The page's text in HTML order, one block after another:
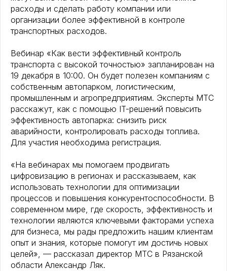
расходы и сделать работу компании или
организации более эффективной в контроле
транспортных расходов.
Вебинар «Как вести эффективный контроль
транспорта с высокой точностью» запланирован на
19 декабря в 10:00. Он будет полезен компаниям с
собственным автопарком, логистическим,
промышленным и агропредприятиям. Эксперты МТС
расскажут, как с помощью IT-решений повысить
эффективность автопарка: снизить риск
аварийности, контролировать расходы топлива.
Для участия необходима регистрация.
«На вебинарах мы помогаем продвигать
цифровизацию в регионах и рассказываем, как
использовать технологии для оптимизации
процессов и повышения конкурентоспособности. В
современном мире, где скорость, эффективность и
технологии являются ключевыми факторами успеха
для бизнеса, мы рады предложить нашим клиентам
опыт и знания, которые помогут им достичь новых
целей», — рассказал директор МТС в Рязанской
области Александр Ляк.